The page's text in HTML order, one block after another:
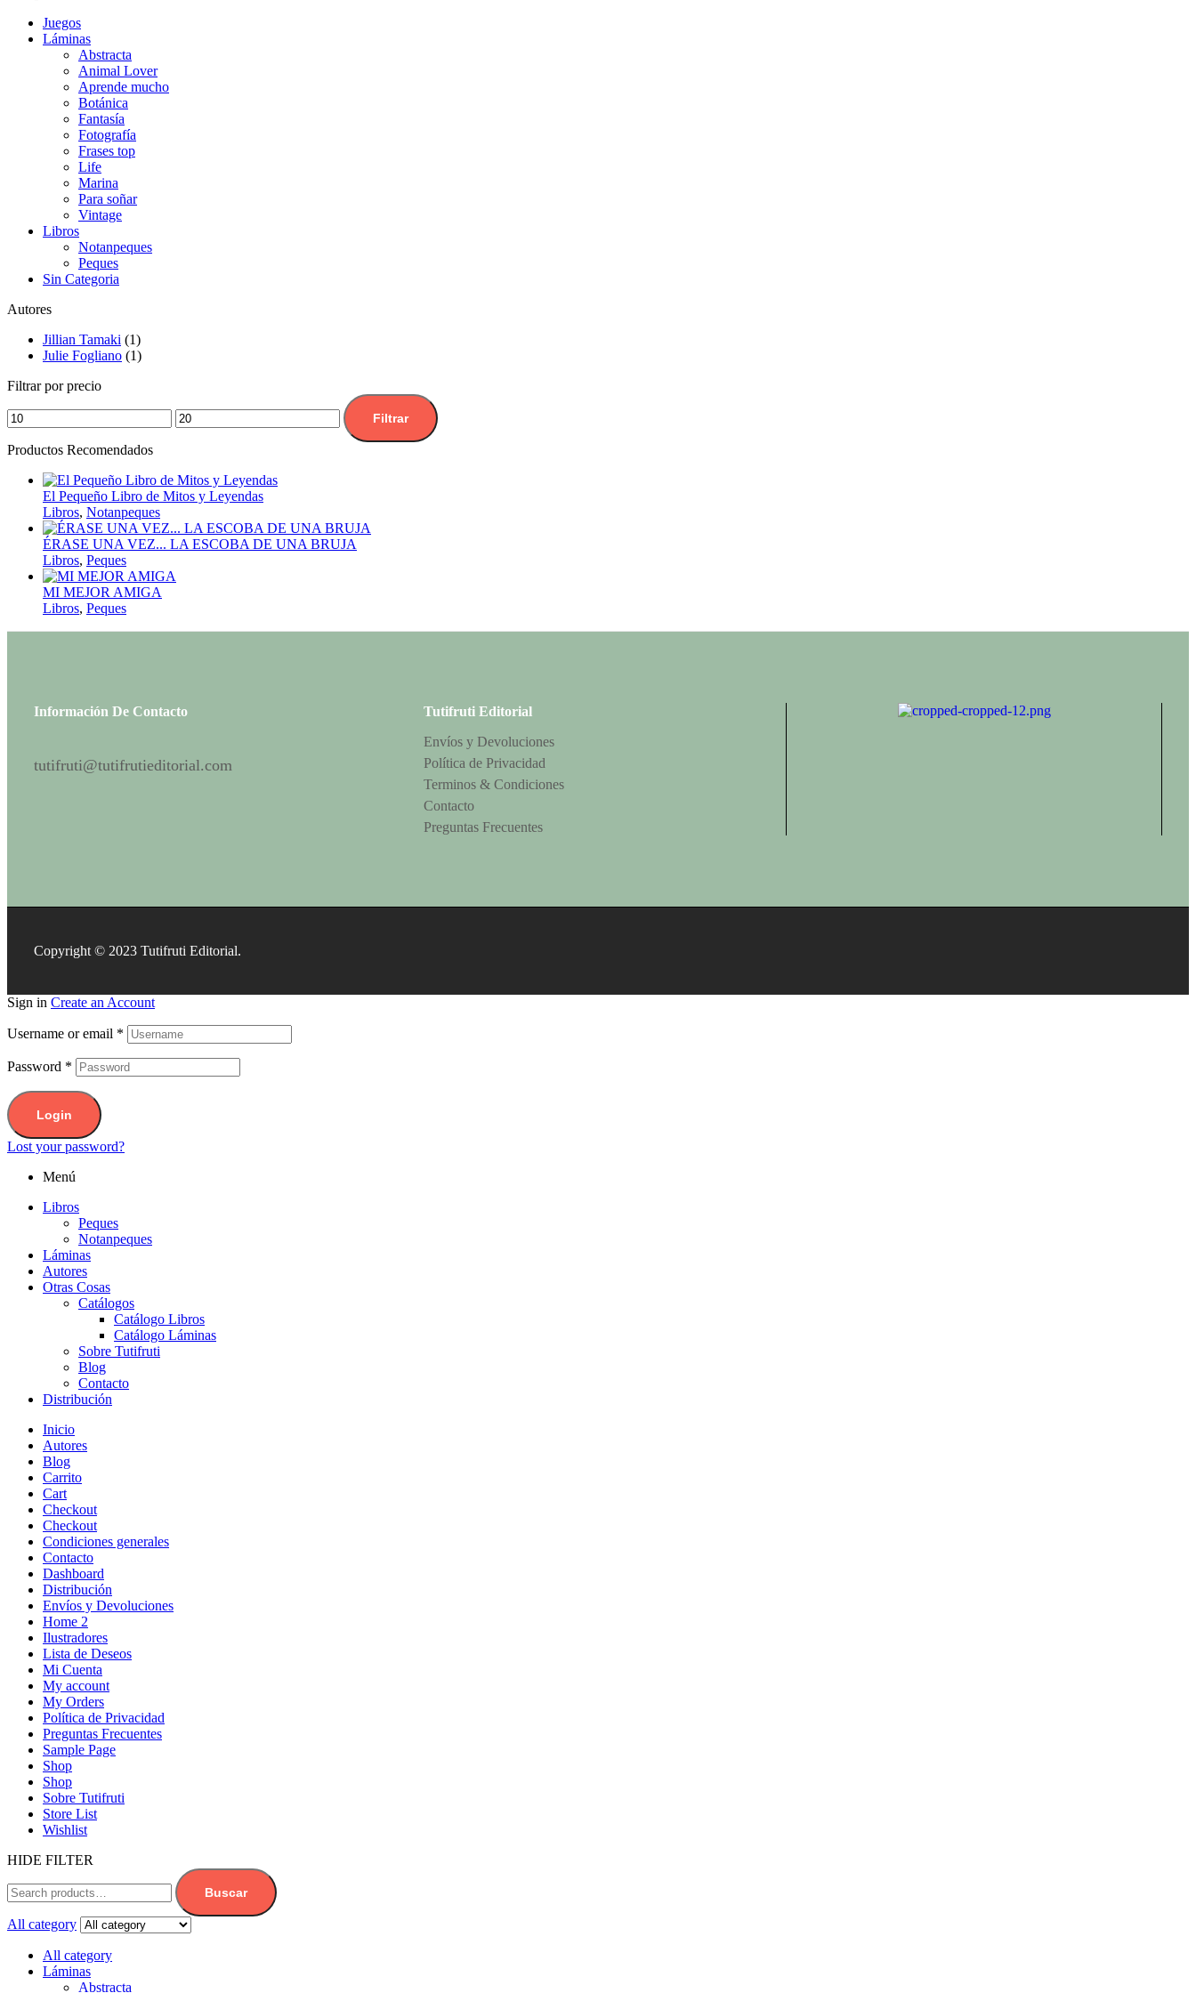
Juegos
Láminas
Abstracta
Animal Lover
Aprende mucho
Botánica
Fantasía
Fotografía
Frases top
Life
Marina
Para soñar
Vintage
Libros
Notanpeques
Peques
Sin Categoria
Autores
Jillian Tamaki (1)
Julie Fogliano (1)
Filtrar por precio
Filtrar
Productos Recomendados
El Pequeño Libro de Mitos y Leyendas
Libros, Notanpeques
ÉRASE UNA VEZ... LA ESCOBA DE UNA BRUJA
Libros, Peques
MI MEJOR AMIGA
Libros, Peques
Información De Contacto
tutifruti@tutifrutieditorial.com
Tutifruti Editorial
Envíos y Devoluciones
Política de Privacidad
Terminos & Condiciones
Contacto
Preguntas Frecuentes
Copyright © 2023 Tutifruti Editorial.
Sign in Create an Account
Username or email *
Password *
Login
Lost your password?
Menú
Libros
Peques
Notanpeques
Láminas
Autores
Otras Cosas
Catálogos
Catálogo Libros
Catálogo Láminas
Sobre Tutifruti
Blog
Contacto
Distribución
Inicio
Autores
Blog
Carrito
Cart
Checkout
Checkout
Condiciones generales
Contacto
Dashboard
Distribución
Envíos y Devoluciones
Home 2
Ilustradores
Lista de Deseos
Mi Cuenta
My account
My Orders
Política de Privacidad
Preguntas Frecuentes
Sample Page
Shop
Shop
Sobre Tutifruti
Store List
Wishlist
HIDE FILTER
Buscar
All category
All category
Láminas
Abstracta